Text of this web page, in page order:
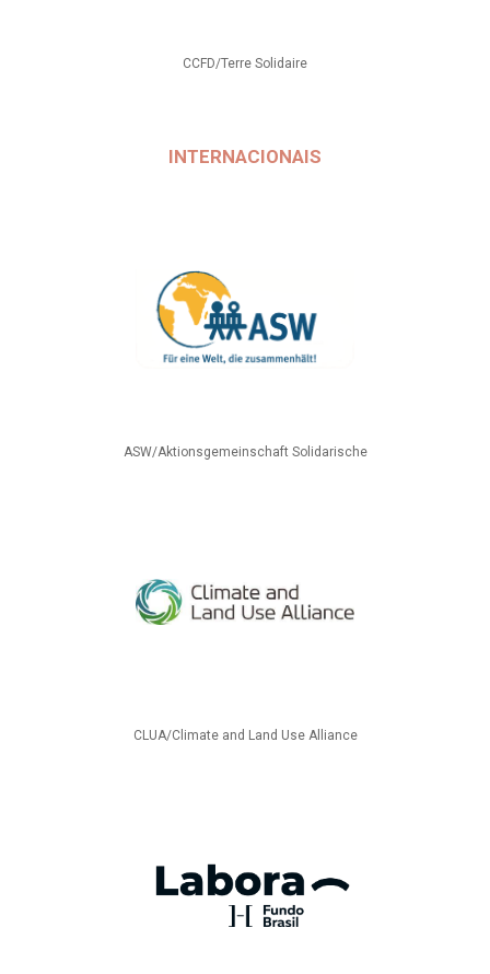
CCFD/Terre Solidaire
INTERNACIONAIS
ASW/Aktionsgemeinschaft Solidarische
CLUA/Climate and Land Use Alliance